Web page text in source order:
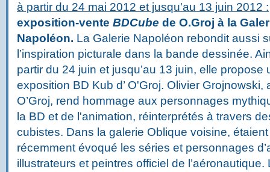
à partir du 24 mai 2012 et jusqu'au 13 juin 2012 :
exposition-vente BDCube de O.Groj à la
Napoléon. La Galerie Napoléon rebondit aussi
l’inspiration picturale dans la bande dessinée.
partir du 24 juin et jusqu’au 13 juin, elle propose
exposition BD Kub d’ O'Groj. Olivier Grojnowski,
O’Groj, rend hommage aux personnages
la BD et de l'animation, réinterprétés à travers
cubistes. Dans la galerie Oblique voisine, étaient
récemment évoqué les séries et personnages
illustrateurs et peintres officiel de l’aéronautique.